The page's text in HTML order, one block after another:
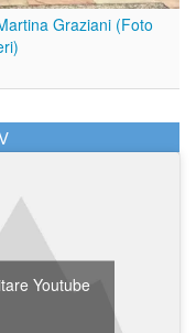
Graziani (Foto
Youtube